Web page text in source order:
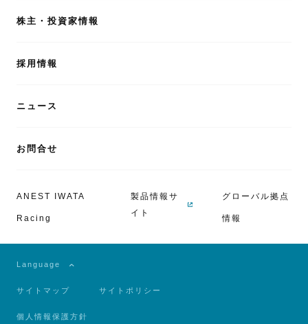
株主・投資家情報
採用情報
ニュース
お問合せ
ANEST IWATA
Racing
製品情報サ
イト
グローバル拠点
情報
Language
サイトマップ サイトポリシー
個人情報保護方針